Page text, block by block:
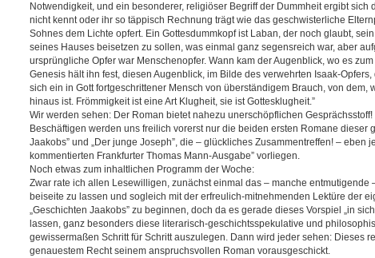
Notwendigkeit, und ein besonderer, religiöser Begriff der Dummheit ergibt sich
nicht kennt oder ihr so täppisch Rechnung trägt wie das geschwisterliche
Sohnes dem Lichte opfert. Ein Gottesdummkopf ist Laban, der noch glaubt,
seines Hauses beisetzen zu sollen, was einmal ganz segensreich war, aber
ursprüngliche Opfer war Menschenopfer. Wann kam der Augenblick, wo es
Genesis hält ihn fest, diesen Augenblick, im Bilde des verwehrten Isaak-
sich ein in Gott fortgeschrittener Mensch von überständigem Brauch, von dem,
hinaus ist. Frömmigkeit ist eine Art Klugheit, sie ist Gottesklugheit.”
Wir werden sehen: Der Roman bietet nahezu unerschöpflichen Gesprächsstoff!
Beschäftigen werden uns freilich vorerst nur die beiden ersten Romane dieser
Jaakobs” und „Der junge Joseph”, die ‒ glückliches Zusammentreffen! ‒ eben
kommentierten Frankfurter Thomas Mann-Ausgabe” vorliegen.
Noch etwas zum inhaltlichen Programm der Woche:
Zwar rate ich allen Lesewilligen, zunächst einmal das ‒ manche entmutigende
beiseite zu lassen und sogleich mit der erfreulich-mitnehmenden Lektüre der
„Geschichten Jaakobs” zu beginnen, doch da es gerade dieses Vorspiel „in
lassen, ganz besonders diese literarisch-geschichtsspekulative und
gewissermaßen Schritt für Schritt auszulegen. Dann wird jeder sehen: Dieses
genauestem Recht seinem anspruchsvollen Roman vorausgeschickt.